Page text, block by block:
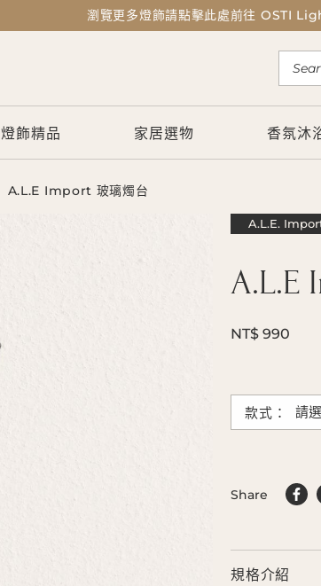
瀏覽更多燈飾請點擊此處前往 OSTI
燈飾精品 家居選物 香氛沐
A.L.E Import 玻璃燭台
A.L.E.
A.L.E
NT$ 990
款式：
Share
規格介紹